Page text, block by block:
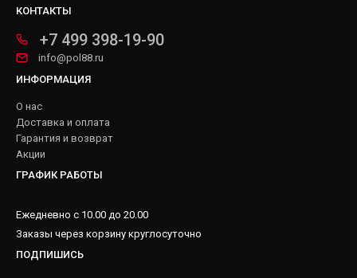
КОНТАКТЫ
+7 499 398-19-90
info@pol88.ru
ИНФОРМАЦИЯ
О нас
Доставка и оплата
Гарантия и возврат
Акции
ГРАФИК РАБОТЫ
Ежедневно с 10.00 до 20.00
Заказы через корзину круглосуточно
ПОДПИШИСЬ